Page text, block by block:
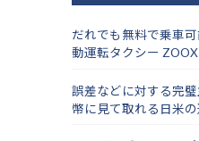
だれでも無料で乗車
動運転タクシー ZOOX
誤差などに対する完
幣に見て取れる日米